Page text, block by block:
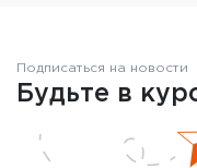
Подписаться на новости
Будьте в